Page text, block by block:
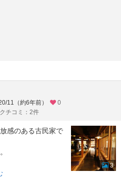
11（約6年前）
0
チコミ：2件
感のある古民家で
3